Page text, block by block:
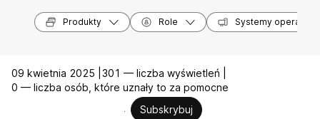
Produkty Role Systemy
09 kwietnia 2025 | 301 — liczba wyświetleń |
0 — liczba osób, które uznały to za pomocne
Subskrybuj